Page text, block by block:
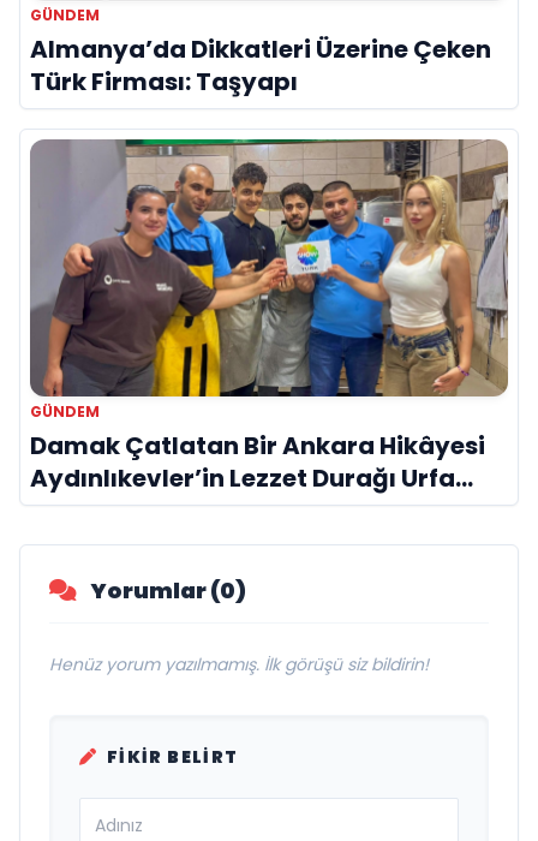
GÜNDEM
Almanya’da Dikkatleri Üzerine Çeken
Türk Firması: Taşyapı
GÜNDEM
Damak Çatlatan Bir Ankara Hikâyesi
Aydınlıkevler’in Lezzet Durağı Urfa
Damak
Yorumlar (0)
Henüz yorum yazılmamış. İlk görüşü siz bildirin!
FIKIR BELIRT